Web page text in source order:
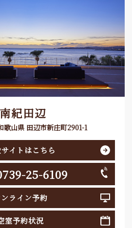
南紀田辺
歌山県 田辺市新庄町2901-1
イトはこちら
25-6109
ライン予約
室予約状況